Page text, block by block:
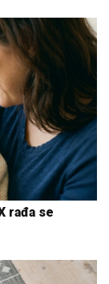
rađa se